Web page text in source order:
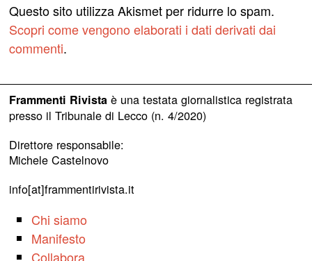
Questo sito utilizza Akismet per ridurre lo spam.
Scopri come vengono elaborati i dati derivati dai
commenti.
Frammenti Rivistaè una testata giornalistica registrata
presso il Tribunale di Lecco (n. 4/2020)
Direttore responsabile:
Michele Castelnovo
info[at]frammentirivista.it
Chi siamo
Manifesto
Collabora